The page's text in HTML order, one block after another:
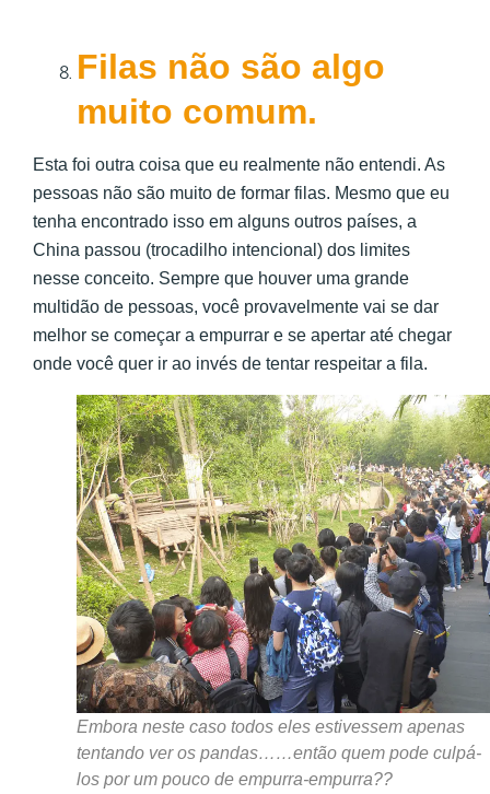
Filas não são algo
muito comum.
Esta foi outra coisa que eu realmente não entendi. As
pessoas não são muito de formar filas. Mesmo que eu
tenha encontrado isso em alguns outros países, a
China passou (trocadilho intencional) dos limites
nesse conceito. Sempre que houver uma grande
multidão de pessoas, você provavelmente vai se dar
melhor se começar a empurrar e se apertar até chegar
onde você quer ir ao invés de tentar respeitar a fila.
Embora neste caso todos eles estivessem apenas
tentando ver os pandas……então quem pode culpá-
los por um pouco de empurra-empurra??